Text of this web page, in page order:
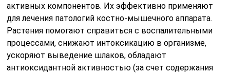
активных компонентов. Их эффективно применяют
для лечения патологий костно-мышечного аппарата.
Растения помогают справиться с воспалительными
процессами, снижают интоксикацию в организме,
ускоряют выведение шлаков, обладают
антиоксидантной активностью (за счет содержания